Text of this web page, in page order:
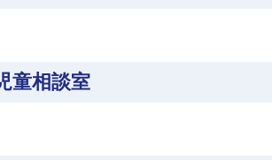
童相談室